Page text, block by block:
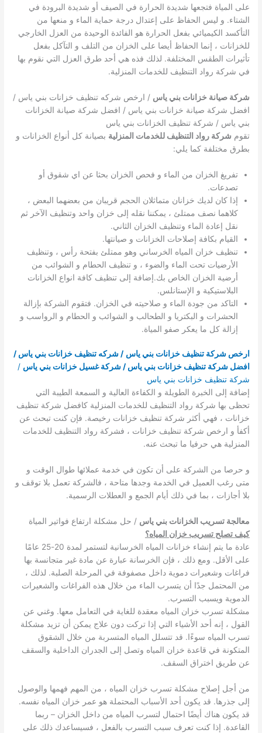
على المياة فتجعها شديدة الحرارة في الصيف أو شديدة البرودة في
الشتاء. و ليس الحفاظ على إعتدال درجة حماية الماء و منعها من
التأكسد الكيميائي بفعل الحرارة هو الفائدة الوحيدة من العزل الخارجي
للخزانات ، إنما الحفاظ أيضا على الخزان من التلف و التآكل بفعل
تأثيرات الطقس المختلفة. لذلك فذه هي أحد طرق العزل التي نقوم بها
في شركة رواد التنظيف للخدمات المنزلية.
شركة صيانة خزانات بني ياس / ارخص شركه تنظيف خزانات بني ياس /
افضل شركة صيانة خزانات بني ياس / افضل شركة صيانة الخزانات
بني ياس / شركة تنظيف الخزانات بني ياس
تقوم شركة رواد التنظيف للخدمات المنزلية بصيانة كل أنواع الخزانات و
بطرق مختلفة كما يلي:
تفريغ الخزان من الماء و فحص الخزان بحثا عن اي شقوق أو
تصدعات.
إذا كان لديك خزانان متماثلان الحجم قريبان من بعضهما البعض ،
كلاهما نصف ممتلئ ، يمكننا نقله إلى خزان واحد وتنظيف الآخر ثم
نقل إعادة الماء وتنظيف الخزان الثاني.
القيام بكافة إصلاحات الخزانات و صيانتها.
تنظيف خزان المياه الخرساني وهو ممتلئ بفتحة رأس ، وتنظيف
الأرضيات تحت الماء والضوء ، و تنظيف الحطام و الشوائب من
أرضية الخزان الخاص بك.إضافة إلى تنظيف كافة انواع الخزانات
البلاستيكية و الإستانلس.
التاكد من جودة الماء و صلاحيته في الخزان. فتقوم الشركة بإزالة
الحشرات و البكتريا و الطحالب و الشوائب و الحطام و الرواسب و
إزالة كل ما يعكر صفو المياة.
ارخص شركة تنظيف خزانات بني ياس / شركه تنظيف خزانات بني ياس /
افضل شركة تنظيف خزانات بني ياس / شركة غسيل خزانات بني ياس /
شركة تنظيف خزانات بني ياس
إضافة إلى الخبرة الطويلة و الكفاءة العالية و السمعة الطيبة التي
تحظى بها شركة رواد التنظيف للخدمات المنزلية كافضل شركة تنظيف
خزانات ، فهي أكثر شركة تنظيف خزانات رخيصة. فإن كنت تبحث عن
أكفأ و ارخص شركة تنظيف خزانات ، فشركة رواد التنظيف للخدمات
المنزلية هي حرفيا ما تبحث عنه.
و حرصا من الشركة على أن تكون في خدمة عملائها طوال الوقت و
متى رغب العميل في الخدمة وجدها متاحة ، فالشركة تعمل بلا توقف و
بلا أجازات ، بما في ذلك أيام الجمع و العطلات الرسمية.
معالجة تسريب الخزانات بني ياس / حل مشكلة ارتفاع فواتير المياة
كيف تصلح تسريب خزان المياه؟
عادة ما يتم إنشاء خزانات المياه الخرسانية لتستمر لمدة 20-25 عامًا
على الأقل. ومع ذلك ، فإن الخرسانة عبارة عن مادة غير متجانسة بها
فراغات وشعيرات دموية داخل مصفوفة في المرحلة الصلبة. لذلك ،
من المحتمل جدًا أن يتسرب الماء من خلال هذه الفراغات والشعيرات
الدموية ويسبب التسرب.
مشكلة تسرب خزان المياه معقدة للغاية في التعامل معها. وغني عن
القول ، إنه أحد الأشياء التي إذا تركت دون علاج يمكن أن تزيد مشكلة
تسرب المياه سوءًا. قد تتسلل المياه المتسربة من خلال الشقوق
المتكونة في قاعدة خزان المياه وتصل إلى الجدران الداخلية والسقف
عن طريق اختراق السقف.
من أجل إصلاح مشكلة تسرب خزان المياه ، من المهم فهمها والوصول
إلى جذرها. قد يكون أحد الأسباب المحتملة هو عمر خزان المياه نفسه.
قد يكون هناك أيضًا احتمال لتسرب المياه من داخل الخزان – ربما
القاعدة. إذا كنت تعرف سبب التسرب بالفعل ، فسيساعدك ذلك على